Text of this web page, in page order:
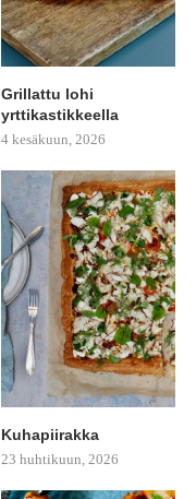
Grillattu lohi
yrttikastikkeella
4 kesäkuun, 2026
Kuhapiirakka
23 huhtikuun, 2026